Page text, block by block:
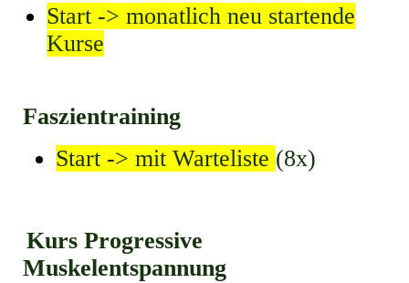
Start -> monatlich neu startende
Kurse
Faszientraining
Start -> mit Warteliste (8x)
Kurs Progressive
Muskelentspannung